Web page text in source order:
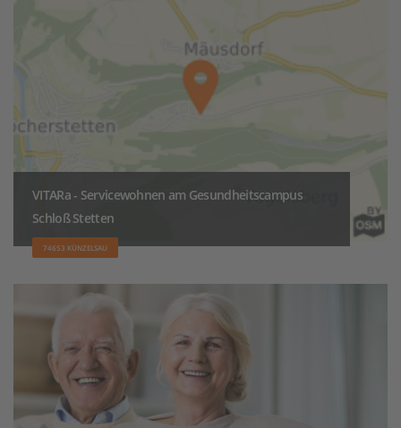
VITARa - Servicewohnen am Gesundheitscampus
Schloß Stetten
74653 KÜNZELSAU